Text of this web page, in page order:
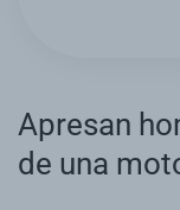
Apresan
de una